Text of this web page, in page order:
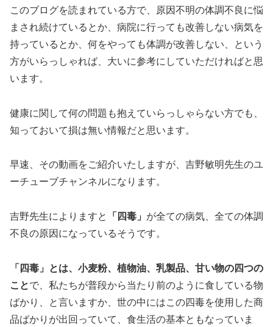
このブログを読まれている方で、原因不明の体調不良に悩
まされ続けているとか、病院に行っても改善しない病気を
持っているとか、何をやっても体調が改善しない、という
方がいらっしゃれば、大いに参考にしていただければと思
います。
健康に関して何の問題も抱えていらっしゃらない方でも、
知っておいて損は無い情報だと思います。
早速、その動画をご紹介いたしますが、吉野敏明先生のユ
ーチューブチャンネルになります。
吉野先生によりますと 「四毒」 が全ての病気、全ての体調
不良の原因になっているそうです。
「四毒」とは、小麦粉、植物油、乳製品、甘い物の四つの
ことで、私たちが普段から当たり前のように食している物
ばかり、と言いますか、世の中にはこの四毒を使用した商
品ばかりが出回っていて、食生活の基本ともなっていま